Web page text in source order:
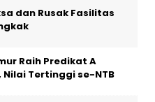
dan Rusak Fasilitas
Raih Predikat A
Nilai Tertinggi se-NTB